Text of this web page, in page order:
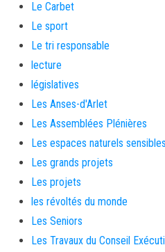
Le Carbet
Le sport
Le tri responsable
lecture
législatives
Les Anses-d'Arlet
Les Assemblées Plénières
Les espaces naturels sensibles
Les grands projets
Les projets
les révoltés du monde
Les Seniors
Les Travaux du Conseil